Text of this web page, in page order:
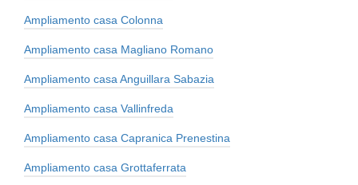
Ampliamento casa Colonna
Ampliamento casa Magliano Romano
Ampliamento casa Anguillara Sabazia
Ampliamento casa Vallinfreda
Ampliamento casa Capranica Prenestina
Ampliamento casa Grottaferrata